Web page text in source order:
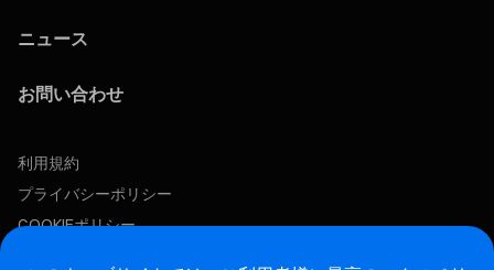
ニュース
お問い合わせ
利用規約
プライバシーポリシー
COOKIEポリシー